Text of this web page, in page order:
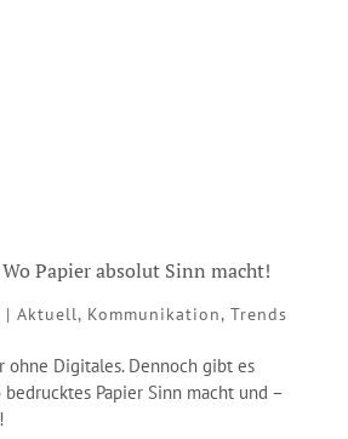
Papier absolut Sinn macht!
| Aktuell, Kommunikation, Trends
ohne Digitales. Dennoch gibt es
Papier Sinn macht und –